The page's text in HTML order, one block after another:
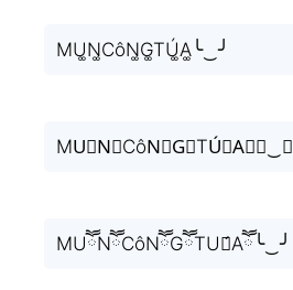
MU͚N͚CôN͚G͚TÚ͚A͚╰‿╯
MU⃒N⃒CôN⃒G⃒TÚ⃒A⃒╰‿╯
MUཽNཽCôNཽGཽTÚཽAཽ╰‿╯